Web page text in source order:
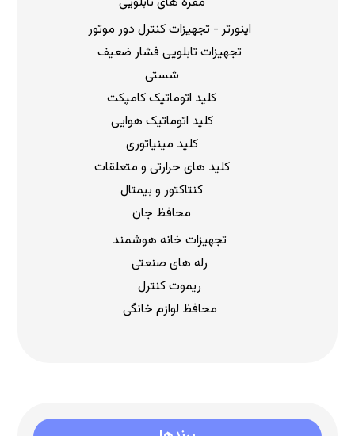
اینورتر - تجهیزات کنترل دور موتور
تجهیزات تابلویی فشار ضعیف
شستی
کلید اتوماتیک کامپکت
کلید اتوماتیک هوایی
کلید مینیاتوری
کلید های حرارتی و متعلقات
کنتاکتور و بیمتال
محافظ جان
تجهیزات خانه هوشمند
رله های صنعتی
ریموت کنترل
محافظ لوازم خانگی